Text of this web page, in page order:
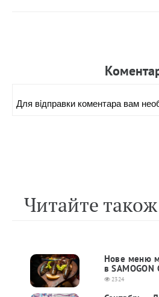
Для вiдправки коментара вам
Читайте також
Нове меню
в SAMOGON
2324